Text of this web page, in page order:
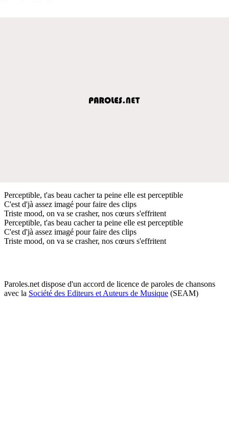
Perceptible, t'as beau cacher ta peine elle est perceptible
C'est d'jà assez imagé pour faire des clips
Triste mood, on va se crasher, nos cœurs s'effritent
Perceptible, t'as beau cacher ta peine elle est perceptible
C'est d'jà assez imagé pour faire des clips
Triste mood, on va se crasher, nos cœurs s'effritent
Paroles.net dispose d'un accord de licence de paroles de chansons
avec la Société des Editeurs et Auteurs de Musique (SEAM)